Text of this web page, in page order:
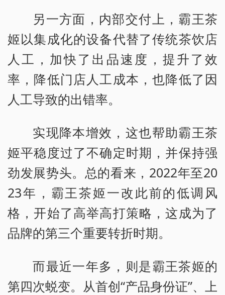
另一方面，内部交付上，霸王茶
姬以集成化的设备代替了传统茶饮店
人工，加快了出品速度，提升了效
率，降低门店人工成本，也降低了因
人工导致的出错率。
实现降本增效，这也帮助霸王茶
姬平稳度过了不确定时期，并保持强
劲发展势头。总的看来，2022年至20
23年，霸王茶姬一改此前的低调风
格，开始了高举高打策略，这成为了
品牌的第三个重要转折时期。
而最近一年多，则是霸王茶姬的
第四次蜕变。从首创“产品身份证”、上